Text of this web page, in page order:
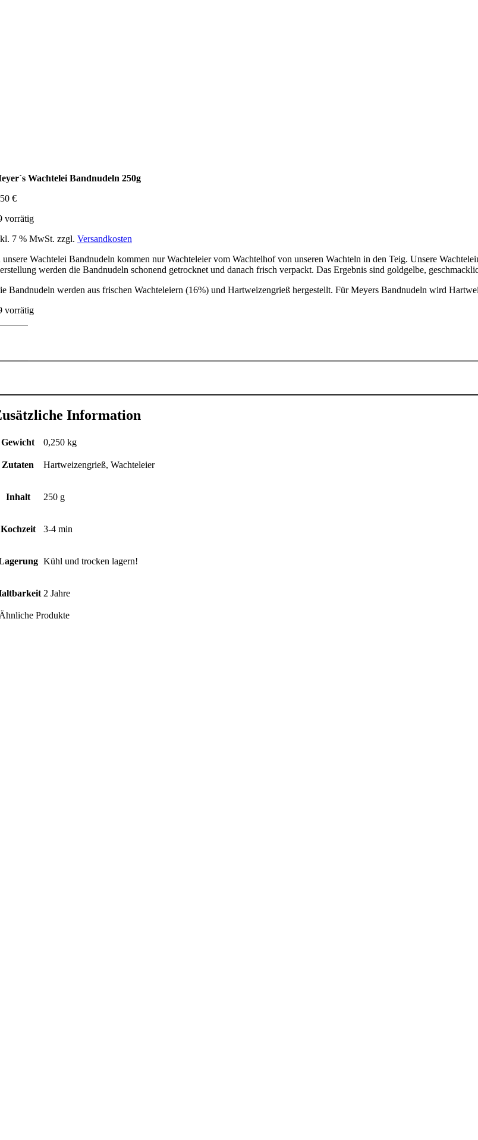
Wachtelei Bandnudeln 250g
€
vorrätig
7 % MwSt. zzgl. Versandkosten
unsere Wachtelei Bandnudeln kommen nur Wachteleier vom Wachtelhof von unseren Wachteln in den Teig. Unsere
werden die Bandnudeln schonend getrocknet und danach frisch verpackt. Das Ergebnis sind goldgelbe,
Bandnudeln werden aus frischen Wachteleiern (16%) und Hartweizengrieß hergestellt. Für Meyers Bandnudeln wird
vorrätig
Information
Gewicht 0,250 kg
Zutaten Hartweizengrieß, Wachteleier
Inhalt 250 g
Kochzeit 3-4 min
Kühl und trocken lagern!
2 Jahre
Produkte